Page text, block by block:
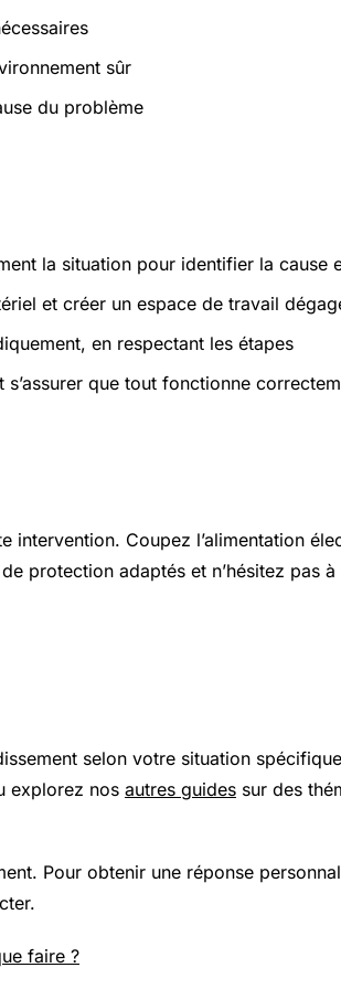
sûr
du problème
la situation pour identifier la cause
et créer un espace de travail
en respectant les étapes
que tout fonctionne
intervention. Coupez l’alimentation
protection adaptés et n’hésitez pas
selon votre situation
explorez nos autres guides sur des
Pour obtenir une réponse
faire ?